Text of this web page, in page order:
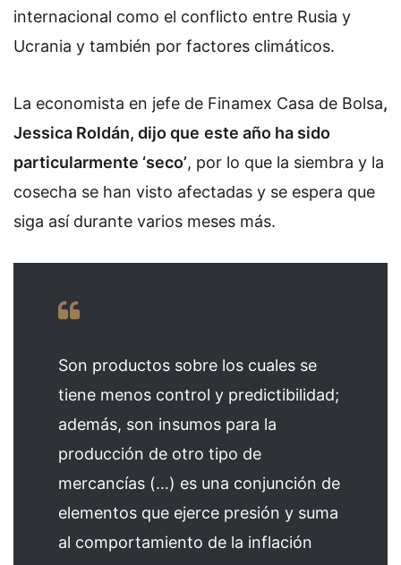
internacional como el conflicto entre Rusia y
Ucrania y también por factores climáticos.
La economista en jefe de Finamex Casa de Bolsa,
Jessica Roldán, dijo que este año ha sido
particularmente ‘seco’, por lo que la siembra y la
cosecha se han visto afectadas y se espera que
siga así durante varios meses más.
Son productos sobre los cuales se
tiene menos control y predictibilidad;
además, son insumos para la
producción de otro tipo de
mercancías (…) es una conjunción de
elementos que ejerce presión y suma
al comportamiento de la inflación